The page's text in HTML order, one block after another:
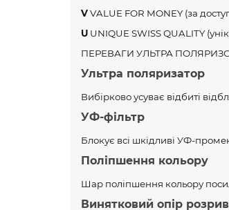
VVALUE FOR MONEY (за
U UNIQUE SWISS QUALITY
ПЕРЕВАГИ УЛЬТРА
Ультра поляризатор
Вибірково усуває відбиті
УФ-фільтр
Блокує всі шкідливі УФ-
Поліпшення кольору
Шар поліпшення кольору
Винятковий опір